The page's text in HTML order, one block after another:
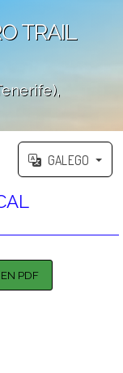
TRAIL
GALEGO
PDF